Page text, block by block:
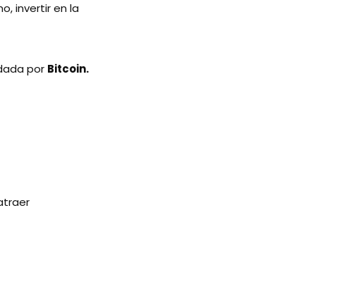
invertir en la
por Bitcoin.